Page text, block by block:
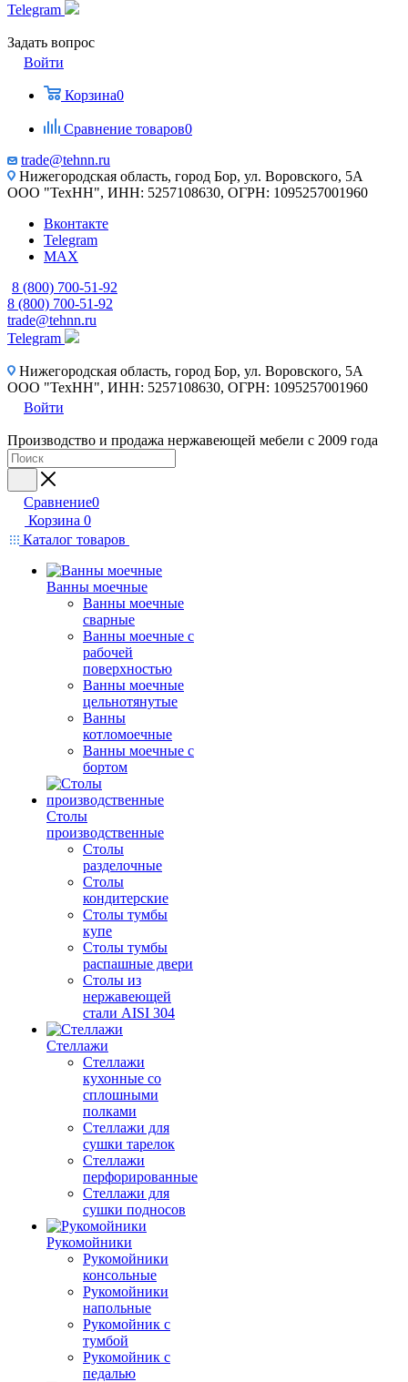
Telegram
Задать вопрос
Войти
Корзина0
Сравнение товаров0
trade@tehnn.ru
Нижегородская область, город Бор, ул. Воровского, 5А
ООО "ТехНН", ИНН: 5257108630, ОГРН: 1095257001960
Вконтакте
Telegram
MAX
8 (800) 700-51-92
8 (800) 700-51-92
trade@tehnn.ru
Telegram
Нижегородская область, город Бор, ул. Воровского, 5А
ООО "ТехНН", ИНН: 5257108630, ОГРН: 1095257001960
Войти
Производство и продажа нержавеющей мебели с 2009 года
Сравнение0
Корзина 0
Каталог товаров
Ванны моечные
Ванны моечные
сварные
Ванны моечные с
рабочей
поверхностью
Ванны моечные
цельнотянутые
Ванны
котломоечные
Ванны моечные с
бортом
Столы
производственные
Столы
разделочные
Столы
кондитерские
Столы тумбы
купе
Столы тумбы
распашные двери
Столы из
нержавеющей
стали AISI 304
Стеллажи
Стеллажи
кухонные со
сплошными
полками
Стеллажи для
сушки тарелок
Стеллажи
перфорированные
Стеллажи для
сушки подносов
Рукомойники
Рукомойники
консольные
Рукомойники
напольные
Рукомойник с
тумбой
Рукомойник с
педалью